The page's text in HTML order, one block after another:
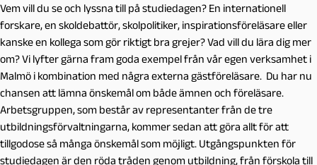
Vem vill du se och lyssna till på studiedagen? En internationell
forskare, en skoldebattör, skolpolitiker, inspirationsföreläsare eller
kanske en kollega som gör riktigt bra grejer? Vad vill du lära dig mer
om? Vi lyfter gärna fram goda exempel från vår egen verksamhet i
Malmö i kombination med några externa gästföreläsare. Du har nu
chansen att lämna önskemål om både ämnen och föreläsare.
Arbetsgruppen, som består av representanter från de tre
utbildningsförvaltningarna, kommer sedan att göra allt för att
tillgodose så många önskemål som möjligt. Utgångspunkten för
studiedagen är den röda tråden genom utbildning, från förskola till